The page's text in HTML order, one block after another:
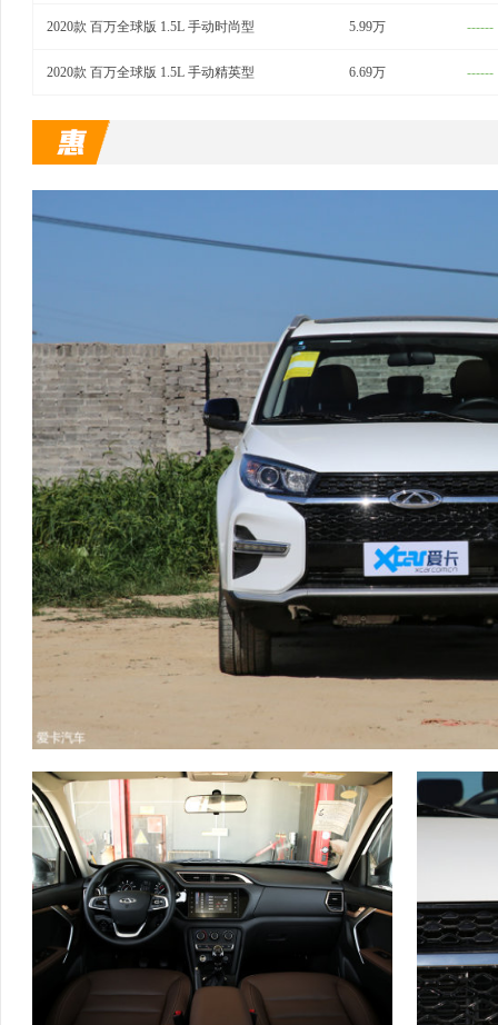
2020款 百万全球版 1.5L 手动时尚型 5.99万 ------
2020款 百万全球版 1.5L 手动精英型 6.69万 ------